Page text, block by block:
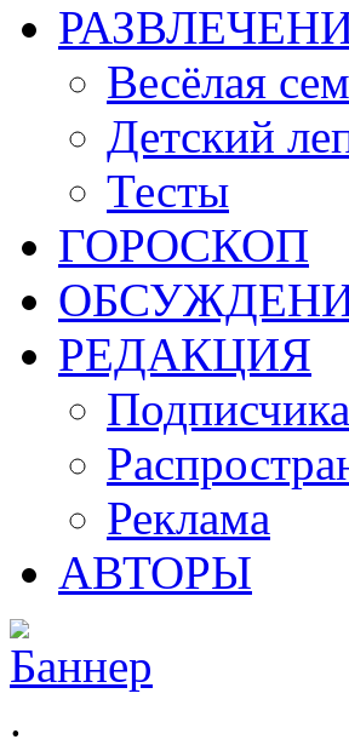
Весёлая
Детский
Тесты
ГОРОСКОП
РЕДАКЦИЯ
Реклама
АВТОРЫ
.